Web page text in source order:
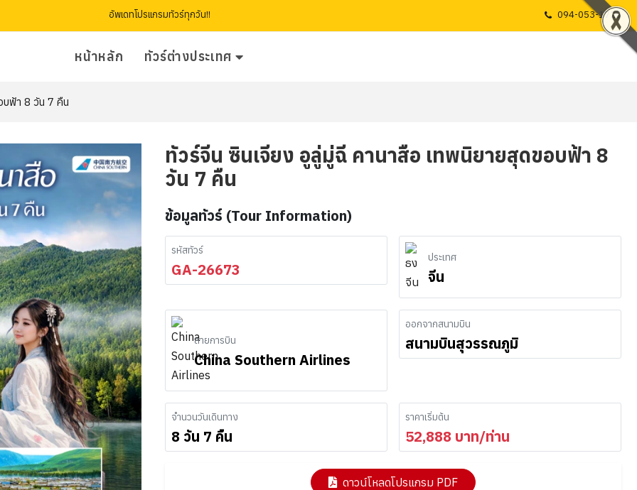
อัพเดทโปรแกรมทัวร์ทุกวัน!! 094-053-1725
หน้าหลัก ทัวร์ต่างประเทศ
บฟ้า 8 วัน 7 คืน
ทัวร์จีน ซินเจียง อูลู่มู่ฉี คานาสือ เทพนิยายสุดขอบฟ้า 8
วัน 7 คืน
ข้อมูลทัวร์ (Tour Information)
รหัสทัวร์
GA-26673
ประเทศ
จีน
สายการบิน
China Southern Airlines
ออกจากสนามบิน
สนามบินสุวรรณภูมิ
จำนวนวันเดินทาง
8 วัน 7 คืน
ราคาเริ่มต้น
52,888 บาท/ท่าน
ดาวน์โหลดโปรแกรม PDF